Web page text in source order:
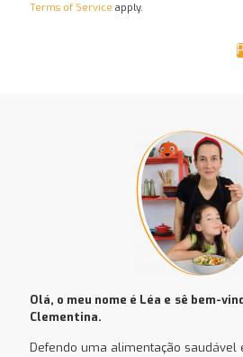
Terms of Service apply.
Olá, o meu nome é Léa e sê bem-
Clementina.
Defendo uma alimentação saudável